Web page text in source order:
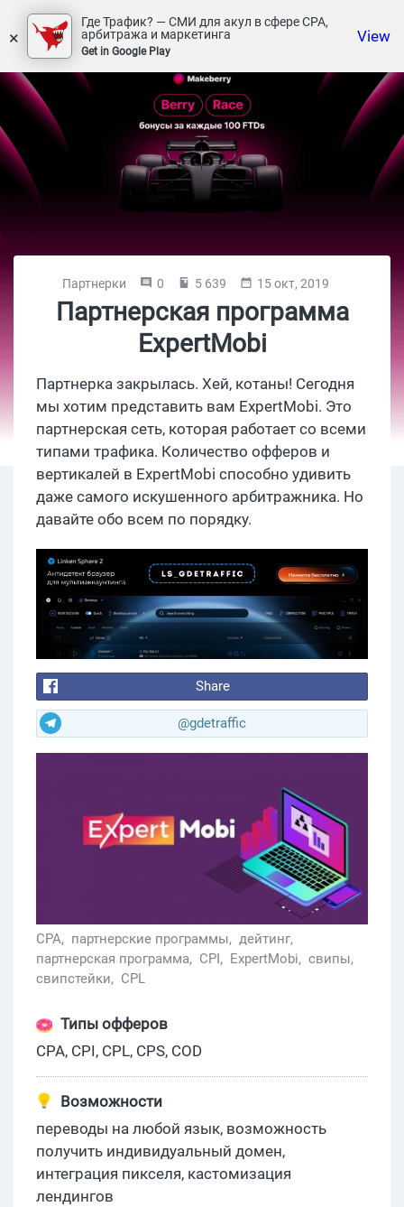
×
Где Трафик? — СМИ для акул в сфере СРА,
арбитража и маркетинга
Get in Google Play
View
Партнерки 0 5 639 15 окт, 2019
Партнерская программа
ExpertMobi
Партнерка закрылась. Хей, котаны! Сегодня
мы хотим представить вам ExpertMobi. Это
партнерская сеть, которая работает со всеми
типами трафика. Количество офферов и
вертикалей в ExpertMobi способно удивить
даже самого искушенного арбитражника. Но
давайте обо всем по порядку.
Share
@gdetraffic
CPA, партнерские программы, дейтинг,
партнерская программа, CPI, ExpertMobi, свипы,
свипстейки, CPL
Типы офферов
CPA, CPI, CPL, CPS, COD
Возможности
переводы на любой язык, возможность
получить индивидуальный домен,
интеграция пикселя, кастомизация
лендингов